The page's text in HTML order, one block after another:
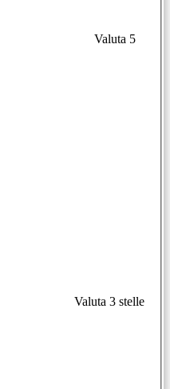
Valuta 5
Valuta 3 stelle